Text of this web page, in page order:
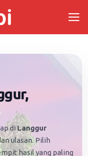
diLanggur
ulasan. Pilih
hasil yang paling